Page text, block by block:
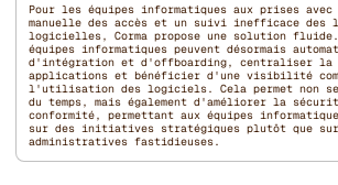
Pour les équipes informatiques aux prises avec
manuelle des accès et un suivi inefficace des
logicielles, Corma propose une solution fluide.
équipes informatiques peuvent désormais
d'intégration et d'offboarding, centraliser la
applications et bénéficier d'une visibilité
l'utilisation des logiciels. Cela permet non
du temps, mais également d'améliorer la
conformité, permettant aux équipes
sur des initiatives stratégiques plutôt que sur
administratives fastidieuses.